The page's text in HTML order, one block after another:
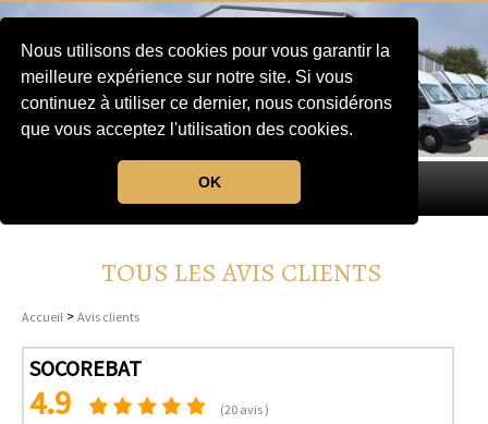
Nous utilisons des cookies pour vous garantir la
meilleure expérience sur notre site. Si vous
continuez à utiliser ce dernier, nous considérons
que vous acceptez l'utilisation des cookies.
OKMENU
TOUS LES AVIS CLIENTS
Accueil > Avis clients
SOCOREBAT
4.9 (20 avis )